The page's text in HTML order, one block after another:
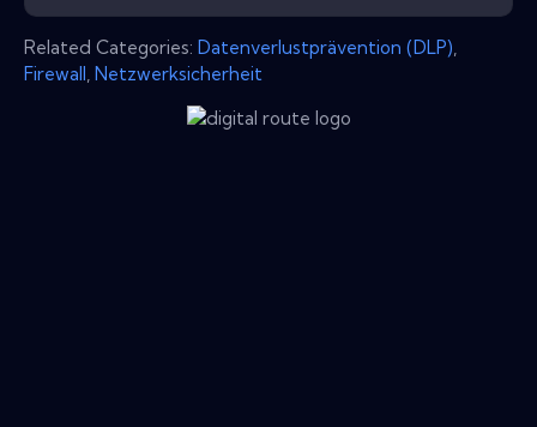
Related Categories: Datenverlustprävention (DLP)
Firewall Netzwerksicherheit